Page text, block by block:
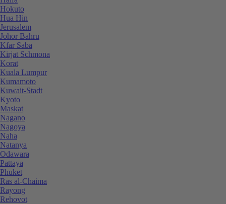
Hokuto
Hua Hin
Jerusalem
Johor Bahru
Kfar Saba
Kirjat Schmona
Korat
Kuala Lumpur
Kumamoto
Kuwait-Stadt
Kyoto
Maskat
Nagano
Nagoya
Naha
Natanya
Odawara
Pattaya
Phuket
Ras al-Chaima
Rayong
Rehovot